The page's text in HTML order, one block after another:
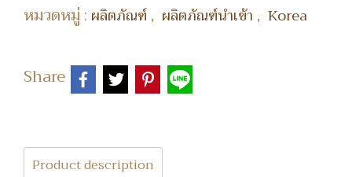
หมวดหมู่ : ผลิตภัณฑ์, ผลิตภัณฑ์นำเข้า , Korea
Share
Product description